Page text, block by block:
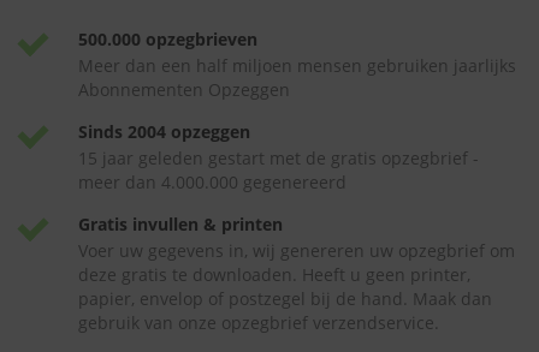
500.000 opzegbrieven
Meer dan een half miljoen mensen gebruiken jaarlijks
Abonnementen Opzeggen
Sinds 2004 opzeggen
15 jaar geleden gestart met de gratis opzegbrief -
meer dan 4.000.000 gegenereerd
Gratis invullen & printen
Voer uw gegevens in, wij genereren uw opzegbrief om
deze gratis te downloaden. Heeft u geen printer,
papier, envelop of postzegel bij de hand. Maak dan
gebruik van onze opzegbrief verzendservice.